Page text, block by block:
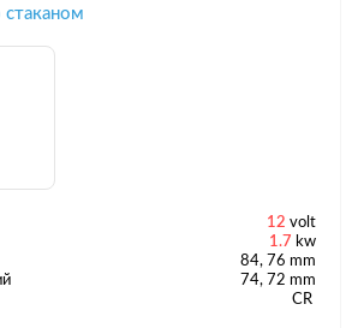
стаканом
12 volt
1.7 kw
84, 76 mm
74, 72 mm
CR